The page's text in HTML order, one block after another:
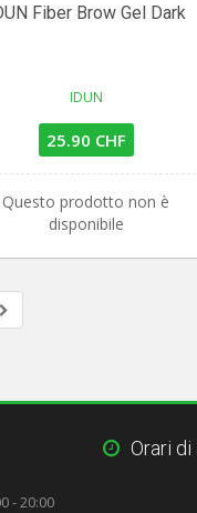
Fiber Brow Gel Dark
IDUN
25.90 CHF
Questo prodotto non è
disponibile
Orari
- 20:00